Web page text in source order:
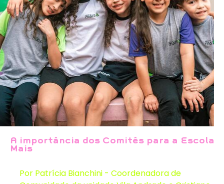
A importância dos Comitês para a Escola
Mais
Por Patrícia Bianchini - Coordenadora de